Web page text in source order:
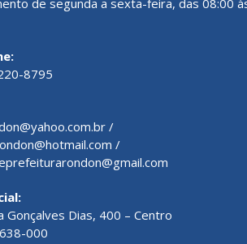
8795
/
/
Gonçalves Dias, 400 – Centro
000